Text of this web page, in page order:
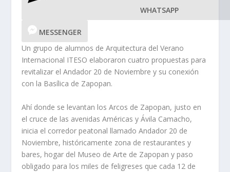
WHATSAPP
MESSENGER
Un grupo de alumnos de Arquitectura del Verano
Internacional ITESO elaboraron cuatro propuestas para
revitalizar el Andador 20 de Noviembre y su conexión
con la Basílica de Zapopan.
Ahí donde se levantan los Arcos de Zapopan, justo en
el cruce de las avenidas Américas y Ávila Camacho,
inicia el corredor peatonal llamado Andador 20 de
Noviembre, históricamente zona de restaurantes y
bares, hogar del Museo de Arte de Zapopan y paso
obligado para los miles de feligreses que cada 12 de